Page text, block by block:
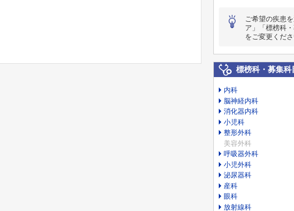
ご希望の疾患
ア」「標榜科
をご変更くださ
標榜科・募集科
内科
脳神経内科
消化器内科
小児科
整形外科
美容外科
呼吸器外科
小児外科
泌尿器科
産科
眼科
放射線科